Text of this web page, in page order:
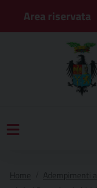
Area riservata